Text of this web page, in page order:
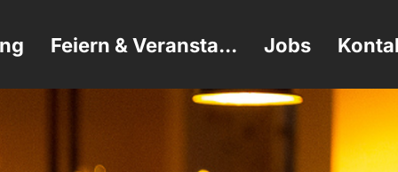
Feiern & Veransta... Jobs